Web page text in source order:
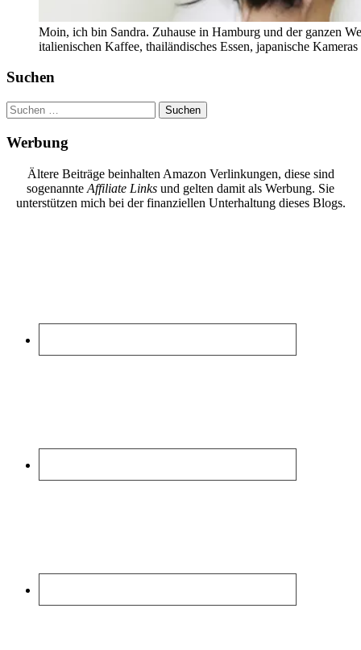
Moin, ich bin Sandra. Zuhause in Hamburg und der ganzen
italienischen Kaffee, thailändisches Essen, japanische
Suchen
Suchen
nach:
Werbung
Ältere Beiträge beinhalten Amazon Verlinkungen, diese sind
sogenannte Affiliate Links und gelten damit als Werbung. Sie
unterstützen mich bei der finanziellen Unterhaltung dieses Blogs.